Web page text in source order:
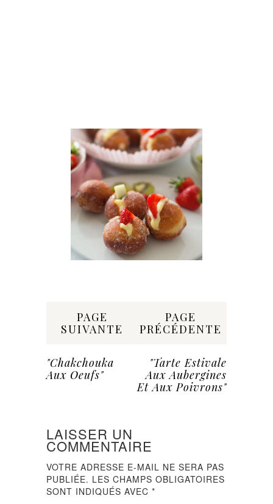
PAGE
SUIVANTE
"Chakchouka
Aux Oeufs"
PAGE
PRÉCÉDENTE
"Tarte Estivale
Aux Aubergines
Et Aux Poivrons"
LAISSER UN
COMMENTAIRE
VOTRE ADRESSE E-MAIL NE SERA PAS
PUBLIÉE. LES CHAMPS OBLIGATOIRES
SONT INDIQUÉS AVEC*